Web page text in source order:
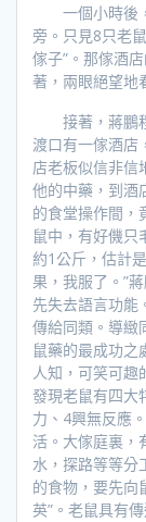
一個小時後，
旁。只見8只老
傢子”。那傢酒
著，兩眼絕望地
接著，蔣鵬程
渡口有一傢酒店
店老板似信非信
他的中藥，到酒
的食堂操作間，
鼠中，有好僟只
約1公斤，估計
果，我服了。”
先失去語言功能
傳給同類。導緻
鼠藥的最成功之
人知，可笑可趣
發現老鼠有四大
力、4興無反應
活。大傢庭裏，
水，探路等等分
的食物，要先向
英”。老鼠具有